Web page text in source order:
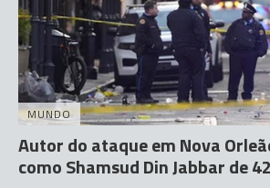
MUNDO
Autor do ataque em Nova
como Shamsud Din Jabbar de